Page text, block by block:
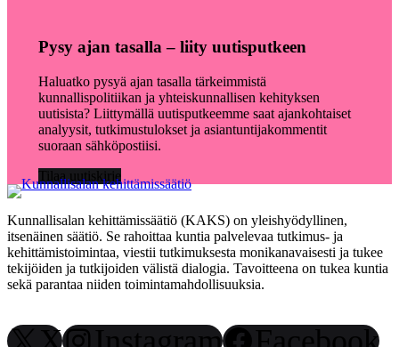
Pysy ajan tasalla – liity uutisputkeen
Haluatko pysyä ajan tasalla tärkeimmistä
kunnallispolitiikan ja yhteiskunnallisen kehityksen
uutisista? Liittymällä uutisputkeemme saat ajankohtaiset
analyysit, tutkimustulokset ja asiantuntijakommentit
suoraan sähköpostiisi.
Tilaa uutiskirje
Kunnallisalan kehittämissäätiö (KAKS) on yleishyödyllinen,
itsenäinen säätiö. Se rahoittaa kuntia palvelevaa tutkimus- ja
kehittämistoimintaa, viestii tutkimuksesta monikanavaisesti ja tukee
tekijöiden ja tutkijoiden välistä dialogia. Tavoitteena on tukea kuntia
sekä parantaa niiden toimintamahdollisuuksia.